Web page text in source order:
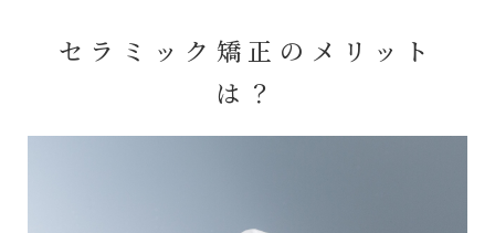
セラミック矯正のメリット
は？